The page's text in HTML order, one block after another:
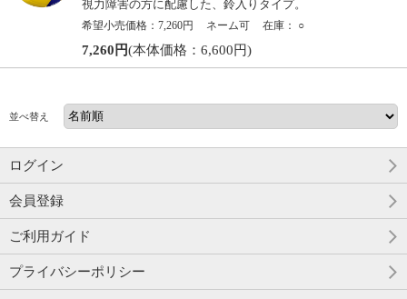
視力障害の方に配慮した、鈴入りタイプ。
希望小売価格：7,260円
ネーム可 在庫： ○
7,260円(本体価格：6,600円)
並べ替え
ログイン
会員登録
ご利用ガイド
プライバシーポリシー